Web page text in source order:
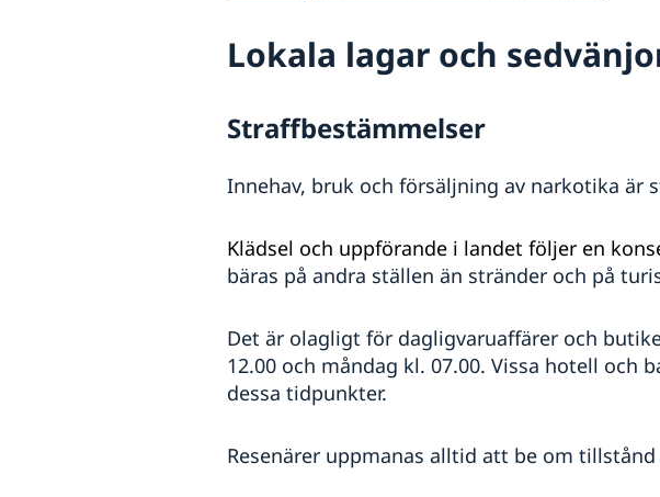
Lokala lagar och
Straffbestämmelser
Innehav, bruk och försäljning av narkotika är
Klädsel och uppförande i landet följer en
bäras på andra ställen än stränder och på
Det är olagligt för dagligvaruaffärer och
12.00 och måndag kl. 07.00. Vissa hotell och
dessa tidpunkter.
Resenärer uppmanas alltid att be om